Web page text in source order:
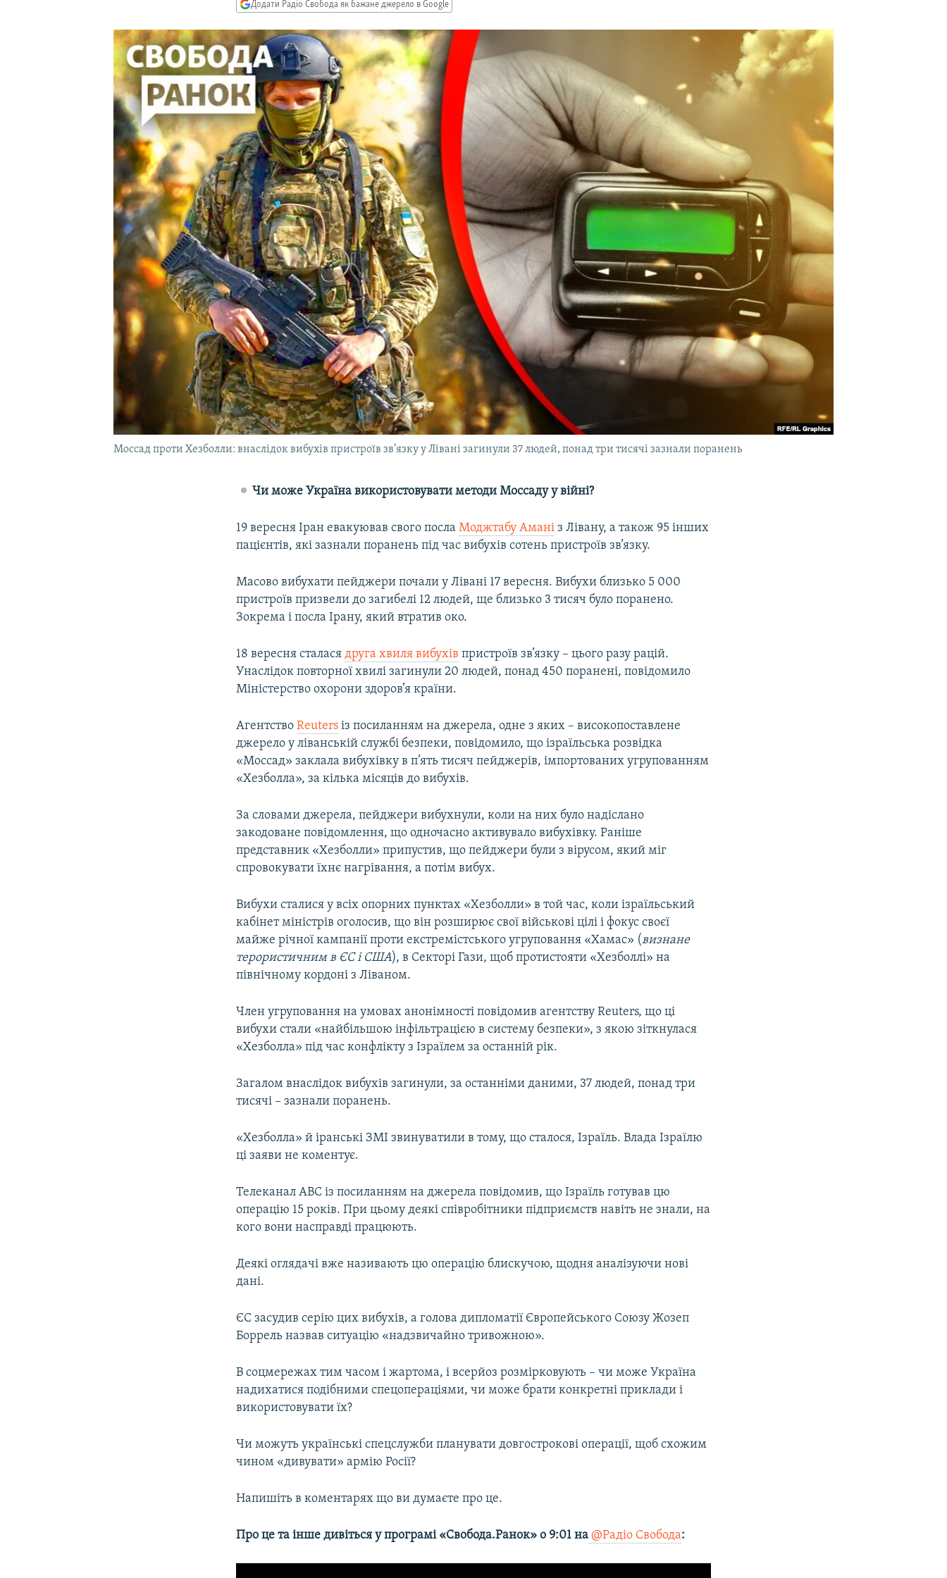
Додати Радіо Свобода як бажане джерело в Google
Моссад проти Хезболли: внаслідок вибухів пристроїв зв’язку у Лівані загинули 37 людей, понад три тисячі зазнали поранень
Чи може Україна використовувати методи Моссаду у війні?
19 вересня Іран евакуював свого послаМоджтабу Амані з Лівану, а також 95 інших
пацієнтів, які зазнали поранень під час вибухів сотень пристроїв зв’язку.
Масово вибухати пейджери почали у Лівані 17 вересня. Вибухи близько 5 000
пристроїв призвели до загибелі 12 людей, ще близько 3 тисяч було поранено.
Зокрема і посла Ірану, який втратив око.
18 вересня сталасядруга хвиля вибухів пристроїв зв’язку – цього разу рацій.
Унаслідок повторної хвилі загинули 20 людей, понад 450 поранені, повідомило
Міністерство охорони здоров’я країни.
АгентствоReuters із посиланням на джерела, одне з яких – високопоставлене
джерело у ліванській службі безпеки, повідомило, що ізраїльська розвідка
«Моссад» заклала вибухівку в п’ять тисяч пейджерів, імпортованих угрупованням
«Хезболла», за кілька місяців до вибухів.
За словами джерела, пейджери вибухнули, коли на них було надіслано
закодоване повідомлення, що одночасно активувало вибухівку. Раніше
представник «Хезболли» припустив, що пейджери були з вірусом, який міг
спровокувати їхнє нагрівання, а потім вибух.
Вибухи сталися у всіх опорних пунктах «Хезболли» в той час, коли ізраїльський
кабінет міністрів оголосив, що він розширює свої військові цілі і фокус своєї
майже річної кампанії проти екстремістського угруповання «Хамас» (визнане
терористичним в ЄС і США), в Секторі Гази, щоб протистояти «Хезболлі» на
північному кордоні з Ліваном.
Член угруповання на умовах анонімності повідомив агентству Reuters, що ці
вибухи стали «найбільшою інфільтрацією в систему безпеки», з якою зіткнулася
«Хезболла» під час конфлікту з Ізраїлем за останній рік.
Загалом внаслідок вибухів загинули, за останніми даними, 37 людей, понад три
тисячі – зазнали поранень.
«Хезболла» й іранські ЗМІ звинуватили в тому, що сталося, Ізраїль. Влада Ізраїлю
ці заяви не коментує.
Телеканал ABC із посиланням на джерела повідомив, що Ізраїль готував цю
операцію 15 років. При цьому деякі співробітники підприємств навіть не знали, на
кого вони насправді працюють.
Деякі оглядачі вже називають цю операцію блискучою, щодня аналізуючи нові
дані.
ЄС засудив серію цих вибухів, а голова дипломатії Європейського Союзу Жозеп
Боррель назвав ситуацію «надзвичайно тривожною».
В соцмережах тим часом і жартома, і всерйоз розмірковують – чи може Україна
надихатися подібними спецопераціями, чи може брати конкретні приклади і
використовувати їх?
Чи можуть українські спецслужби планувати довгострокові операції, щоб схожим
чином «дивувати» армію Росії?
Напишіть в коментарях що ви думаєте про це.
Про це та інше дивіться у програмі «Свобода.Ранок» о 9:01 на @Радіо Свобода: